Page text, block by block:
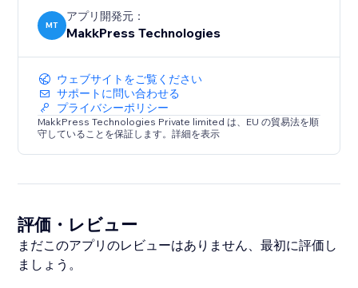
MT
アプリ開発元：
MakkPress Technologies
ウェブサイトをご覧ください
サポートに問い合わせる
プライバシーポリシー
MakkPress Technologies Private limited は、EU の貿易法を順
守していることを保証します。詳細を表示
評価・レビュー
まだこのアプリのレビューはありません、最初に評価し
ましょう。